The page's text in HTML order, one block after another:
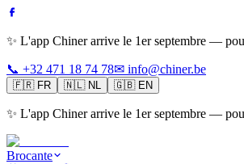
✨ L'app Chiner arrive le 1er septembre —
📞 +32 471 18 74 78✉ info@chiner.be
🇫🇷 FR 🇳🇱 NL 🇬🇧 EN
✨ L'app Chiner arrive le 1er septembre —
Brocante